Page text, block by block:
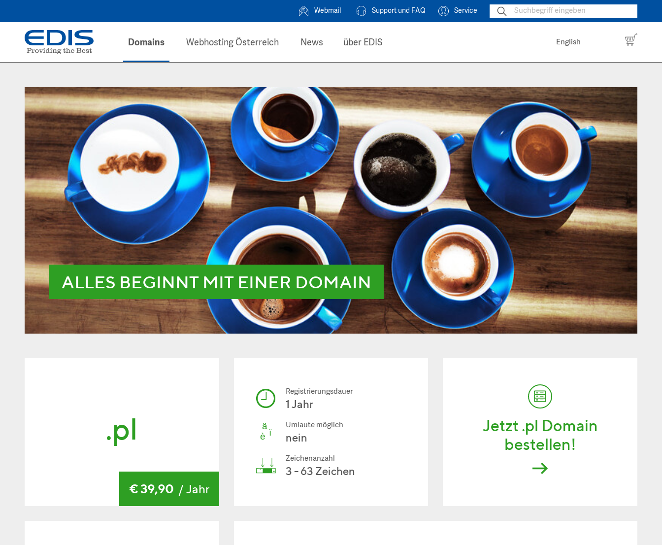
Webmail Support und FAQ Service
Domains Webhosting Österreich News über EDIS English
ALLES BEGINNT MIT EINER DOMAIN
.pl
€ 39,90/ Jahr
Registrierungsdauer
1 Jahr
Umlaute möglich
nein
Zeichenanzahl
3 - 63 Zeichen
Jetzt .pl Domain
bestellen!